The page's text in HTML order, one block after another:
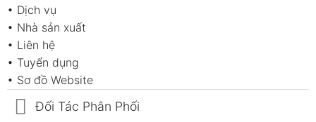
• Dịch vụ
• Nhà sản xuất
• Liên hệ
• Tuyển dụng
• Sơ đồ Website
Đối Tác Phân Phối